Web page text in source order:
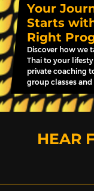
Your
Starts
Right
Discover how we
Thai to your
private coaching
group classes and
HEAR